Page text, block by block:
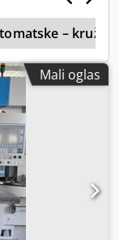
– kružni
Mali oglas